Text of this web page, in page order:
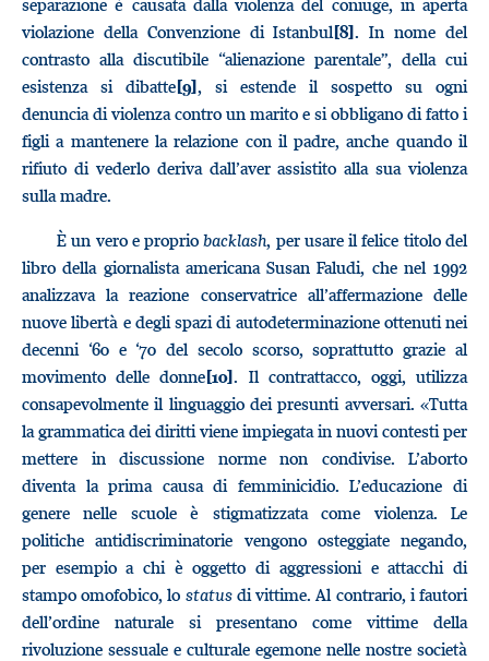
separazione è causata dalla violenza del coniuge, in aperta
violazione della Convenzione di Istanbul[8]. In nome del
contrasto alla discutibile “alienazione parentale”, della cui
esistenza si dibatte[9], si estende il sospetto su ogni
denuncia di violenza contro un marito e si obbligano di fatto i
figli a mantenere la relazione con il padre, anche quando il
rifiuto di vederlo deriva dall’aver assistito alla sua violenza
sulla madre.
È un vero e proprio backlash, per usare il felice titolo del
libro della giornalista americana Susan Faludi, che nel 1992
analizzava la reazione conservatrice all’affermazione delle
nuove libertà e degli spazi di autodeterminazione ottenuti nei
decenni ‘60 e ‘70 del secolo scorso, soprattutto grazie al
movimento delle donne[10]. Il contrattacco, oggi, utilizza
consapevolmente il linguaggio dei presunti avversari. «Tutta
la grammatica dei diritti viene impiegata in nuovi contesti per
mettere in discussione norme non condivise. L’aborto
diventa la prima causa di femminicidio. L’educazione di
genere nelle scuole è stigmatizzata come violenza. Le
politiche antidiscriminatorie vengono osteggiate negando,
per esempio a chi è oggetto di aggressioni e attacchi di
stampo omofobico, lo statusdi vittime. Al contrario, i fautori
dell’ordine naturale si presentano come vittime della
rivoluzione sessuale e culturale egemone nelle nostre società